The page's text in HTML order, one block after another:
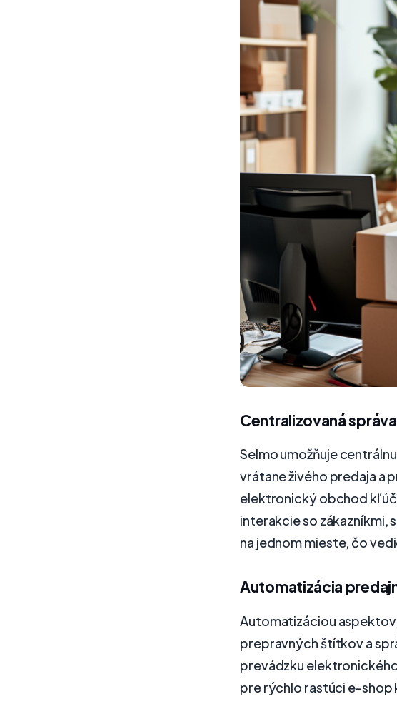
Centralizovaná
Selmo umožňuje
vrátane živého predaja a
elektronický obchod
interakcie so
na jednom mieste, čo
Automatizácia
Automatizáciou
prepravných štítkov a
prevádzku
pre rýchlo rastúci e-shop